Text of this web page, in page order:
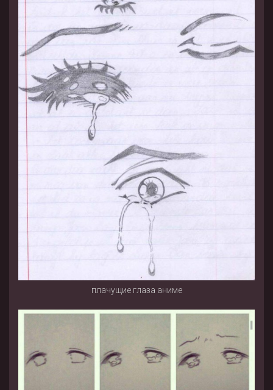
плачущие глаза аниме